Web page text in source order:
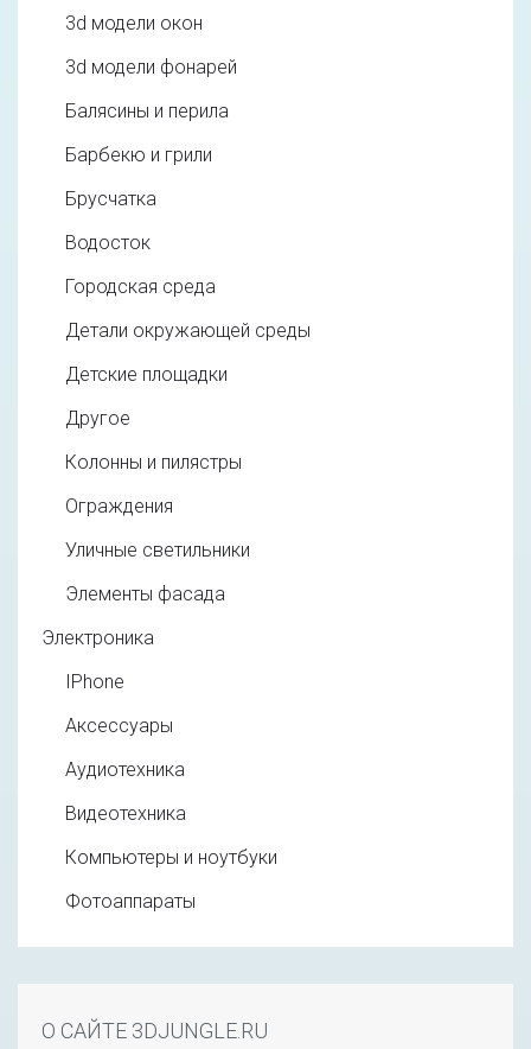
3d модели окон
3d модели фонарей
Балясины и перила
Барбекю и грили
Брусчатка
Водосток
Городская среда
Детали окружающей среды
Детские площадки
Другое
Колонны и пилястры
Ограждения
Уличные светильники
Элементы фасада
Электроника
IPhone
Аксессуары
Аудиотехника
Видеотехника
Компьютеры и ноутбуки
Фотоаппараты
О САЙТЕ 3DJUNGLE.RU